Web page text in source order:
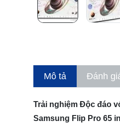
Mô tả Đánh
Trải nghiệm Độc đáo
Samsung Flip Pro 65